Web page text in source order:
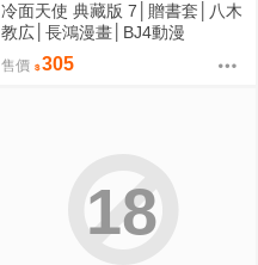
冷面天使 典藏版 7│贈書套│八木
教広│長鴻漫畫│BJ4動漫
售價 305
18